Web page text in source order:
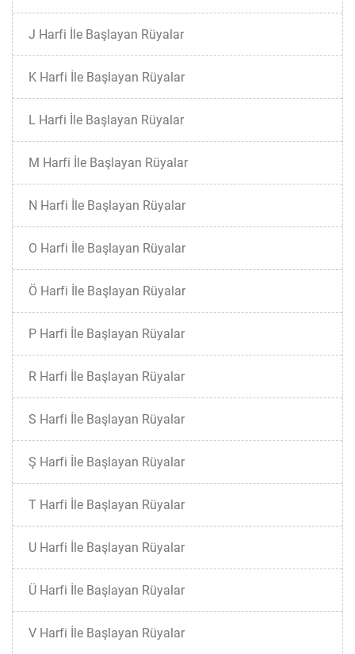
J Harfi İle Başlayan Rüyalar
K Harfi İle Başlayan Rüyalar
L Harfi İle Başlayan Rüyalar
M Harfi İle Başlayan Rüyalar
N Harfi İle Başlayan Rüyalar
O Harfi İle Başlayan Rüyalar
Ö Harfi İle Başlayan Rüyalar
P Harfi İle Başlayan Rüyalar
R Harfi İle Başlayan Rüyalar
S Harfi İle Başlayan Rüyalar
Ş Harfi İle Başlayan Rüyalar
T Harfi İle Başlayan Rüyalar
U Harfi İle Başlayan Rüyalar
Ü Harfi İle Başlayan Rüyalar
V Harfi İle Başlayan Rüyalar